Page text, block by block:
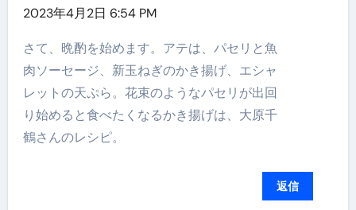
2023年4月2日 6:54 PM
さて、晩酌を始めます。アテは、パセリと魚
肉ソーセージ、新玉ねぎのかき揚げ、エシャ
レットの天ぷら。花束のようなパセリが出回
り始めると食べたくなるかき揚げは、大原千
鶴さんのレシピ。
返信